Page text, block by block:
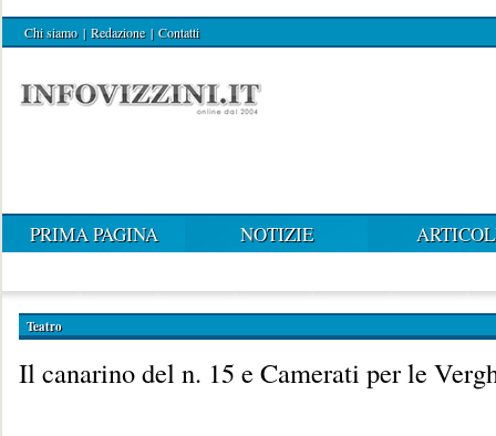
Chi siamo | Redazione | Contatti
PRIMA PAGINA NOTIZIE
Teatro
Il canarino del n. 15 e Camerati per le